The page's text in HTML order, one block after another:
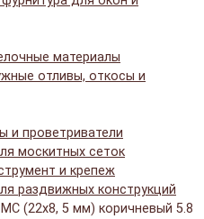
материалы
отливы, откосы и
и проветриватели
москитных сеток
и крепеж
раздвижных конструкций
(22x8, 5 мм) коричневый 5.8